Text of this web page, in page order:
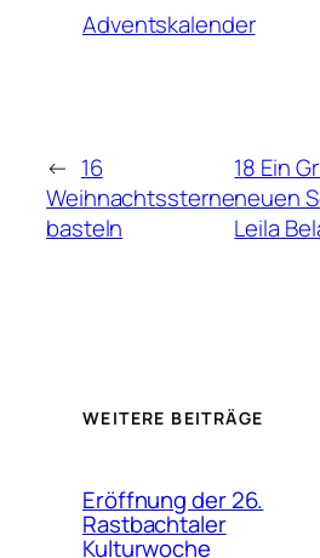
Adventskalender
← 16
Weihnachtssterne
basteln
18 Ein
neuen
Leila
WEITERE BEITRÄGE
Eröffnung der 26.
Rastbachtaler
Kulturwoche